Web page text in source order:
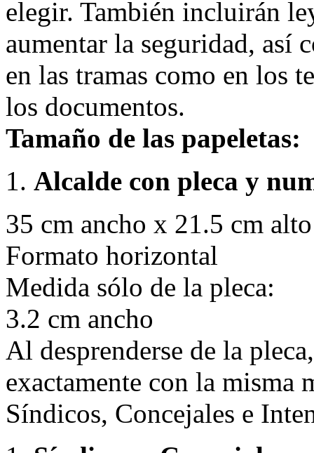
elegir. También incluirán
aumentar la seguridad, así
en las tramas como en los
los documentos.
Tamaño de las papeletas:
Alcalde con pleca y
35 cm ancho x 21.5 cm alto
Formato horizontal
Medida sólo de la pleca:
3.2 cm ancho
Al desprenderse de la
exactamente con la misma
Síndicos, Concejales e